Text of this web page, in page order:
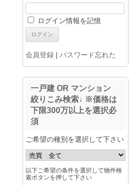
ログイン情報を記憶
会員登録| パスワード忘れた
一戸建 OR マンション
絞りこみ検索↓ ※価格は
下限300万以上を選択必
須
ご希望の種別を選択して下さい
以下ご希望の条件を選択して物件検
索ボタンを押して下さい